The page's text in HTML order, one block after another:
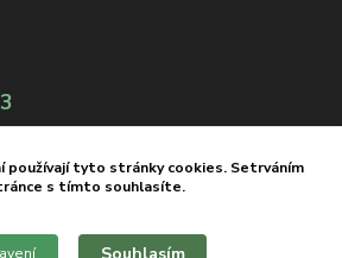
používají tyto stránky cookies. Setrváním
s tímto souhlasíte.